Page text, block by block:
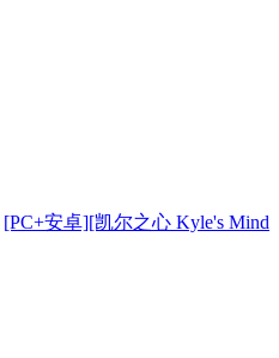
[PC+安卓][凯尔之心 Kyle's Mind